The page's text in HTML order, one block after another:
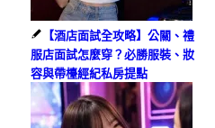
【酒店面試全攻略】公關、禮
服店面試怎麼穿？必勝服裝、妝
容與帶檯經紀私房提點